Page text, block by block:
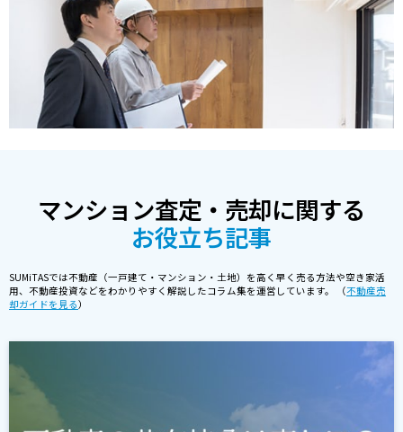
マンション査定・売却に関する
お役立ち記事
SUMiTASでは不動産（一戸建て・マンション・土地）を高く早く売る方法や空き家活
用、不動産投資などをわかりやすく解説したコラム集を運営しています。 （不動産売
却ガイドを見る）